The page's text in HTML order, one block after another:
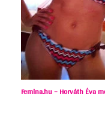
Femina.hu – Horváth Éva